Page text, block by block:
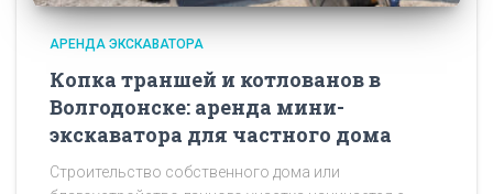
АРЕНДА ЭКСКАВАТОРА
Копка траншей и котлованов в
Волгодонске: аренда мини-
экскаватора для частного дома
Строительство собственного дома или